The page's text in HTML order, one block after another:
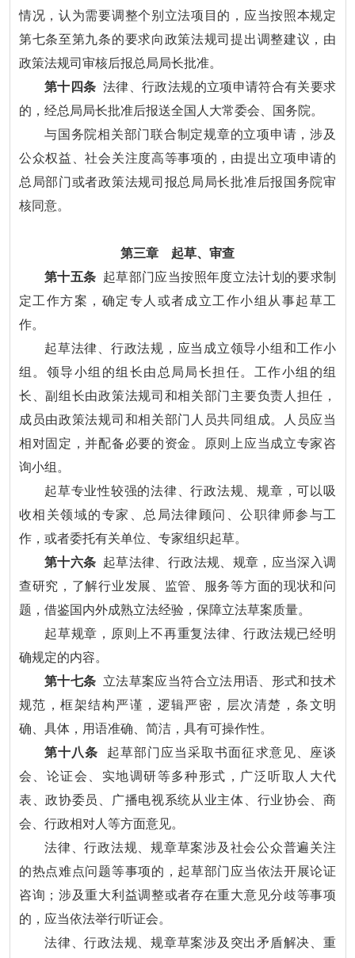
情况，认为需要调整个别立法项目的，应当按照本规定
第七条至第九条的要求向政策法规司提出调整建议，由
政策法规司审核后报总局局长批准。
第十四条 法律、行政法规的立项申请符合有关要求
的，经总局局长批准后报送全国人大常委会、国务院。
与国务院相关部门联合制定规章的立项申请，涉及
公众权益、社会关注度高等事项的，由提出立项申请的
总局部门或者政策法规司报总局局长批准后报国务院审
核同意。
第三章 起草、审查
第十五条 起草部门应当按照年度立法计划的要求制
定工作方案，确定专人或者成立工作小组从事起草工
作。
起草法律、行政法规，应当成立领导小组和工作小
组。领导小组的组长由总局局长担任。工作小组的组
长、副组长由政策法规司和相关部门主要负责人担任，
成员由政策法规司和相关部门人员共同组成。人员应当
相对固定，并配备必要的资金。原则上应当成立专家咨
询小组。
起草专业性较强的法律、行政法规、规章，可以吸
收相关领域的专家、总局法律顾问、公职律师参与工
作，或者委托有关单位、专家组织起草。
第十六条 起草法律、行政法规、规章，应当深入调
查研究，了解行业发展、监管、服务等方面的现状和问
题，借鉴国内外成熟立法经验，保障立法草案质量。
起草规章，原则上不再重复法律、行政法规已经明
确规定的内容。
第十七条 立法草案应当符合立法用语、形式和技术
规范，框架结构严谨，逻辑严密，层次清楚，条文明
确、具体，用语准确、简洁，具有可操作性。
第十八条 起草部门应当采取书面征求意见、座谈
会、论证会、实地调研等多种形式，广泛听取人大代
表、政协委员、广播电视系统从业主体、行业协会、商
会、行政相对人等方面意见。
法律、行政法规、规章草案涉及社会公众普遍关注
的热点难点问题等事项的，起草部门应当依法开展论证
咨询；涉及重大利益调整或者存在重大意见分歧等事项
的，应当依法举行听证会。
法律、行政法规、规章草案涉及突出矛盾解决、重